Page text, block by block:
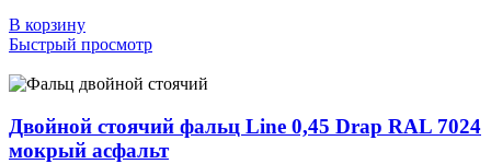
В корзину
Быстрый просмотр
Двойной стоячий фальц Line 0,45 Drap RAL 7024
мокрый асфальт